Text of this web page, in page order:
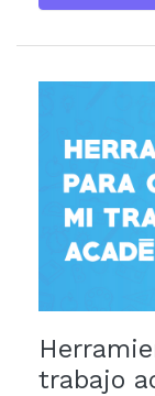
trabajo